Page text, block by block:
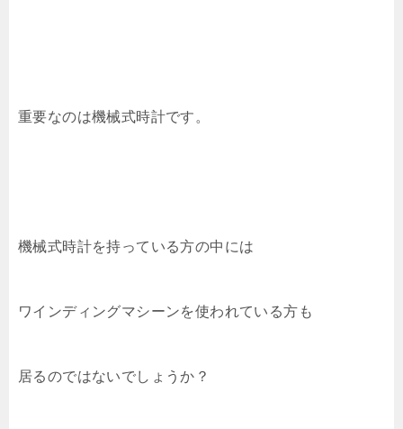
重要なのは機械式時計です。
機械式時計を持っている方の中には
ワインディングマシーンを使われている方も
居るのではないでしょうか？